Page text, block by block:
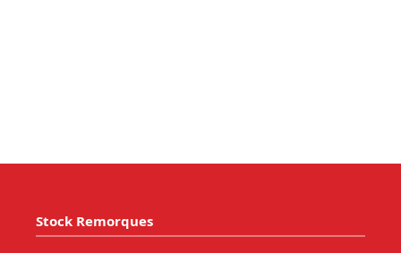
Stock Remorques